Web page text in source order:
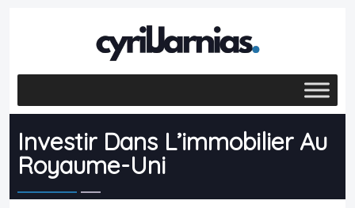
Investir Dans L’immobilier Au
Royaume-Uni